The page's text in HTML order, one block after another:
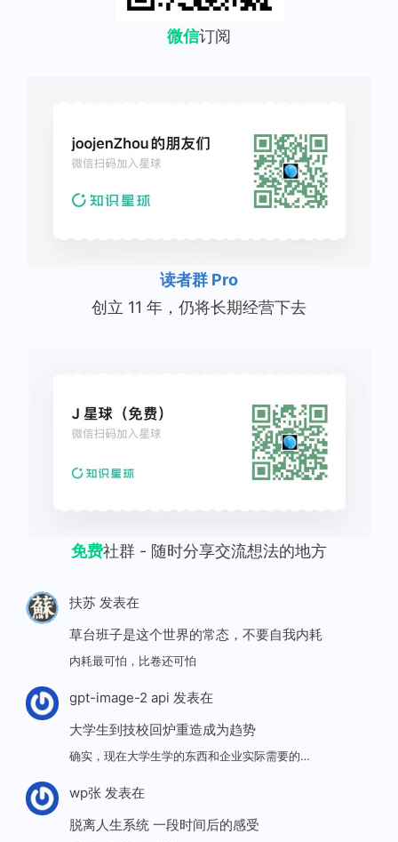
微信订阅
读者群 Pro
创立 11 年，仍将长期经营下去
免费社群 - 随时分享交流想法的地方
扶苏发表在
草台班子是这个世界的常态，不要自我内耗
内耗最可怕，比卷还可怕
gpt-image-2 api 发表在
大学生到技校回炉重造成为趋势
确实，现在大学生学的东西和企业实际需要的…
wp张发表在
脱离人生系统 一段时间后的感受